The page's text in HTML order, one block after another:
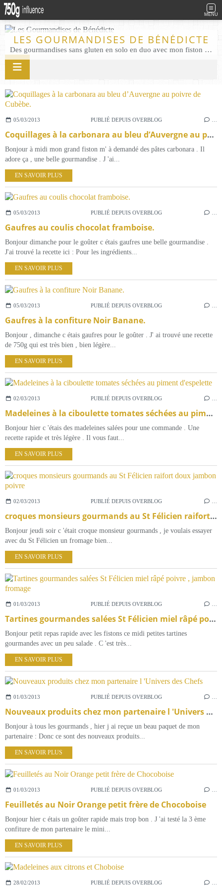
MENU
LES GOURMANDISES DE BÉNÉDICTE
Des gourmandises sans gluten en solo en duo avec mon fiston . Salé comme Sucré sans gluten éco responsable Les Gourmandises de Bénédicte gâteau produits locaux
05/03/2013 PUBLIÉ DEPUIS OVERBLOG
Coquillages à la carbonara au bleu d’Auvergne au poivre de Cubèbe.
Bonjour à midi mon grand fiston m' à demandé des pâtes carbonara . Il
adore ça , une belle gourmandise . J 'ai...
EN SAVOIR PLUS
05/03/2013 PUBLIÉ DEPUIS OVERBLOG
Gaufres au coulis chocolat framboise.
Bonjour dimanche pour le goûter c étais gaufres une belle gourmandise .
J'ai trouvé la recette ici : Pour les ingrédients...
EN SAVOIR PLUS
05/03/2013 PUBLIÉ DEPUIS OVERBLOG
Gaufres à la confiture Noir Banane.
Bonjour , dimanche c étais gaufres pour le goûter . J' ai trouvé une recette
de 750g qui est très bien , bien légère...
EN SAVOIR PLUS
02/03/2013 PUBLIÉ DEPUIS OVERBLOG
Madeleines à la ciboulette tomates séchées au piment d'espelette
Bonjour hier c 'étais des madeleines salées pour une commande . Une
recette rapide et très légère . Il vous faut...
EN SAVOIR PLUS
02/03/2013 PUBLIÉ DEPUIS OVERBLOG
croques monsieurs gourmands au St Félicien raifort doux jambon poivre
Bonjour jeudi soir c 'était croque monsieur gourmands , je voulais essayer
avec du St Félicien un fromage bien...
EN SAVOIR PLUS
01/03/2013 PUBLIÉ DEPUIS OVERBLOG
Tartines gourmandes salées St Félicien miel râpé poivre , jambon fromage
Bonjour petit repas rapide avec les fistons ce midi petites tartines
gourmandes avec un peu salade . C 'est très...
EN SAVOIR PLUS
01/03/2013 PUBLIÉ DEPUIS OVERBLOG
Nouveaux produits chez mon partenaire l 'Univers des Chefs
Bonjour à tous les gourmands , hier j ai reçue un beau paquet de mon
partenaire : Donc ce sont des nouveaux produits...
EN SAVOIR PLUS
01/03/2013 PUBLIÉ DEPUIS OVERBLOG
Feuilletés au Noir Orange petit frère de Chocoboise
Bonjour hier c étais un goûter rapide mais trop bon . J 'ai testé la 3 ème
confiture de mon partenaire le mini...
EN SAVOIR PLUS
28/02/2013 PUBLIÉ DEPUIS OVERBLOG